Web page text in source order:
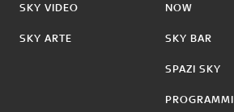
SKY VIDEO
SKY ARTE
NOW
SKY BAR
SPAZI SKY
PROGRAMMI